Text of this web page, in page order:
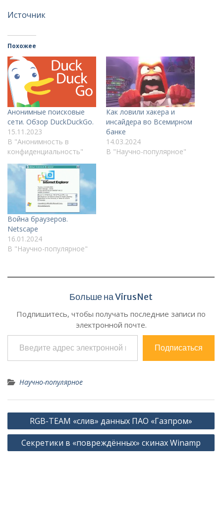
Источник
Похожее
Анонимные поисковые
сети. Обзор DuckDuckGo.
15.11.2023
В "Анонимность в
конфиденциальность"
Как ловили хакера и
инсайдера во Всемирном
банке
14.03.2024
В "Научно-популярное"
Война браузеров.
Netscape
16.01.2024
В "Научно-популярное"
Больше на VirusNet
Подпишитесь, чтобы получать последние записи по
электронной почте.
Введите адрес электронной почты…
Подписаться
Научно-популярное
Навигация
по
записям
RGB-TEAM «слив» данных ПАО «Газпром»
Секретики в «повреждённых» скинах Winamp